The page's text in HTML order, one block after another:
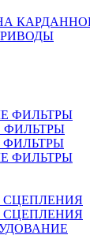
ФИЛЬТРЫ
ФИЛЬТРЫ